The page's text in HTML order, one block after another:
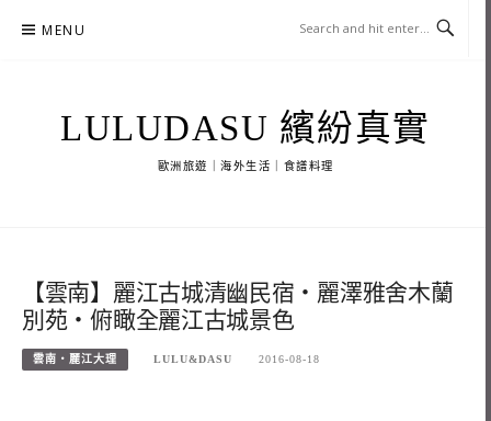
MENU
LULUDASU 繽紛真實
歐洲旅遊｜海外生活｜食譜料理
【雲南】麗江古城清幽民宿‧麗澤雅舍木蘭
別苑‧俯瞰全麗江古城景色
雲南‧麗江大理 LULU&DASU 2016-08-18